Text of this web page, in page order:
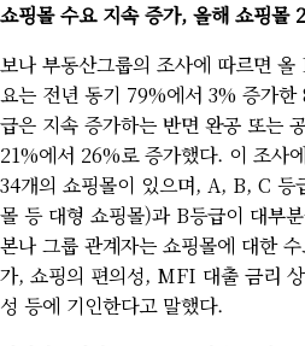
쇼핑몰 수요 지속 증가, 올해 쇼핑몰
보나 부동산그룹의 조사에 따르면
요는 전년 동기 79%에서 3% 증가
급은 지속 증가하는 반면 완공 또는
21%에서 26%로 증가했다. 이 조사
34개의 쇼핑몰이 있으며, A, B, C 등
몰 등 대형 쇼핑몰)과 B등급이 대부
본나 그룹 관계자는 쇼핑몰에 대한
가, 쇼핑의 편의성, MFI 대출 금리
성 등에 기인한다고 말했다.